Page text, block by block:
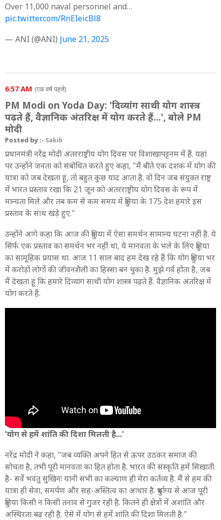
Over 11,000 naval personnel and…
pic.twitter.com/RnEIeicBl8
— ANI (@ANI) June 21, 2025
6:57 AM (एक वर्ष पहले)
PM Modi on Yoda Day: 'दिव्यांग साथी योग शास्त्र
पढ़ते हैं, वैज्ञानिक अंतरिक्ष में योग करते हैं...', बोले PM
मोदी
Posted by :- Sakib
प्रधानमंत्री नरेंद्र मोदी अंतरराष्ट्रीय योग दिवस पर विशाखापट्टनम में हैं. यहां
पर उन्होंने जनता को संबोधित करते हुए कहा, "मैं बीते एक दशक में योग की
यात्रा को जब देखता हूं, तो बहुत कुछ याद आता है. वो दिन जब संयुक्त राष्ट्र
में भारत प्रस्ताव रखा कि 21 जून को अंतरराष्ट्रीय योग दिवस के रूप में
मान्यता मिले और तब कम से कम समय में दुनिया के 175 देश हमारे इस
प्रस्ताव के साथ खड़े हुए."
उन्होंने आगे कहा कि आज की दुनिया में ऐसा समर्थन सामान्य घटना नहीं है. ये
सिर्फ एक प्रस्ताव का समर्थन भर नहीं था, ये मानवता के भले के लिए दुनिया
का सामूहिक प्रयास था. आज 11 साल बाद हम देख रहे हैं कि योग दुनिया भर
में करोड़ों लोगों की जीवनशैली का हिस्सा बन चुका है. मुझे गर्व होता है, जब
मैं देखता हूं कि हमारे दिव्यांग साथी योग शास्त्र पढ़ते हैं. वैज्ञानिक अंतरिक्ष में
योग करते हैं.
'योग से हमें शांति की दिशा मिलती है...'
नरेंद्र मोदी ने कहा, "जब व्यक्ति अपने हित से ऊपर उठकर समाज की
सोचता है, तभी पूरी मानवता का हित होता है. भारत की संस्कृति हमें सिखाती
है- सर्वे भवंतु सुखिनः यानी सभी का कल्याण ही मेरा कर्तव्य है. मैं से हम की
यात्रा ही सेवा, समर्पण और सह-अस्तित्व का आधार है. दुर्भाग्य से आज पूरी
दुनिया किसी न किसी तनाव से गुजर रही है. कितने ही क्षेत्रों में अशांति और
अस्थिरता बढ़ रही है. ऐसे में योग से हमें शांति की दिशा मिलती है."